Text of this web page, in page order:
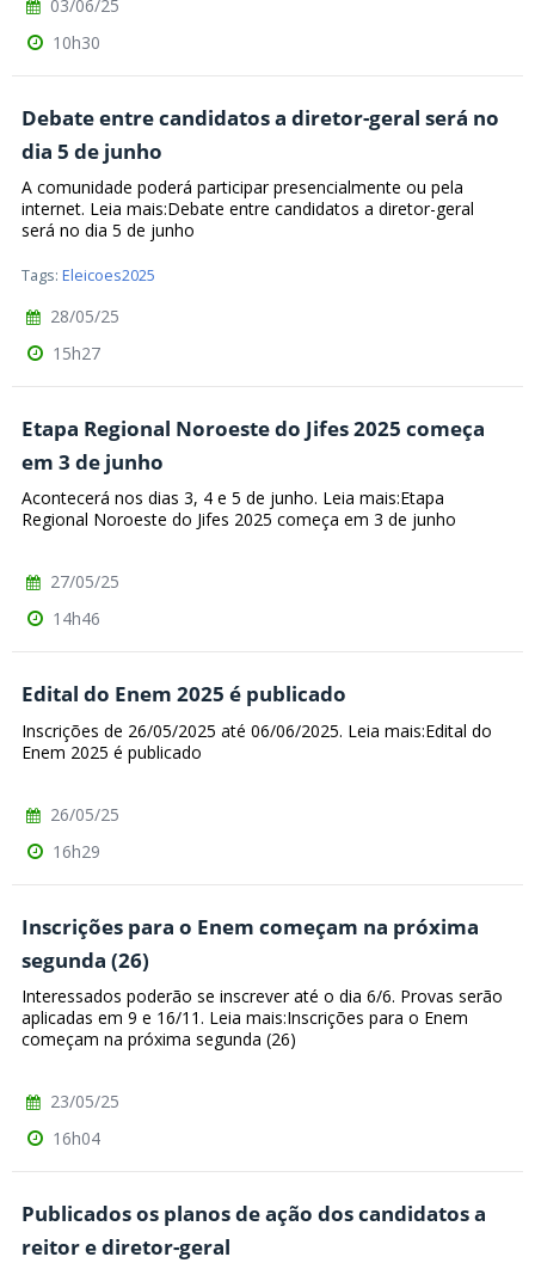
03/06/25
10h30
Debate entre candidatos a diretor-geral será no
dia 5 de junho
A comunidade poderá participar presencialmente ou pela
internet. Leia mais:Debate entre candidatos a diretor-geral
será no dia 5 de junho
Tags: Eleicoes2025
28/05/25
15h27
Etapa Regional Noroeste do Jifes 2025 começa
em 3 de junho
Acontecerá nos dias 3, 4 e 5 de junho. Leia mais:Etapa
Regional Noroeste do Jifes 2025 começa em 3 de junho
27/05/25
14h46
Edital do Enem 2025 é publicado
Inscrições de 26/05/2025 até 06/06/2025. Leia mais:Edital do
Enem 2025 é publicado
26/05/25
16h29
Inscrições para o Enem começam na próxima
segunda (26)
Interessados poderão se inscrever até o dia 6/6. Provas serão
aplicadas em 9 e 16/11. Leia mais:Inscrições para o Enem
começam na próxima segunda (26)
23/05/25
16h04
Publicados os planos de ação dos candidatos a
reitor e diretor-geral